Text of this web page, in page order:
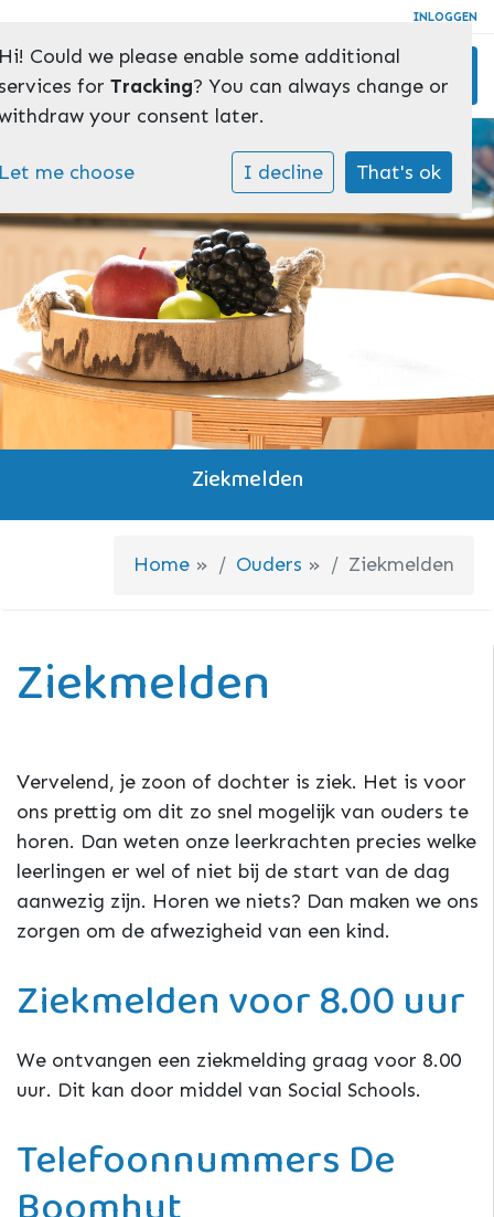
INLOGGEN
Ziekmelden
Home » Ouders » Ziekmelden
Ziekmelden
Vervelend, je zoon of dochter is ziek. Het is voor
ons prettig om dit zo snel mogelijk van ouders te
horen. Dan weten onze leerkrachten precies welke
leerlingen er wel of niet bij de start van de dag
aanwezig zijn. Horen we niets? Dan maken we ons
zorgen om de afwezigheid van een kind.
Ziekmelden voor 8.00 uur
We ontvangen een ziekmelding graag voor 8.00
uur. Dit kan door middel van Social Schools.
Telefoonnummers De
Could we please enable some additional
for Tracking? You can always change or
your consent later.
me choose I decline That's ok